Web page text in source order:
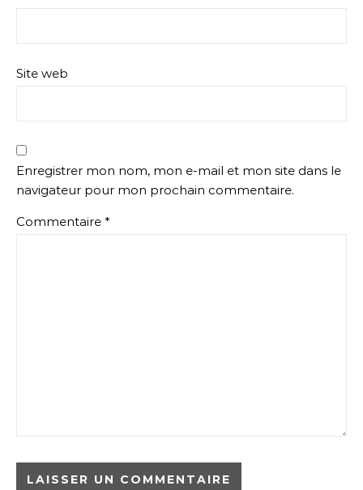
Site web
Enregistrer mon nom, mon e-mail et mon site dans le
navigateur pour mon prochain commentaire.
Commentaire *